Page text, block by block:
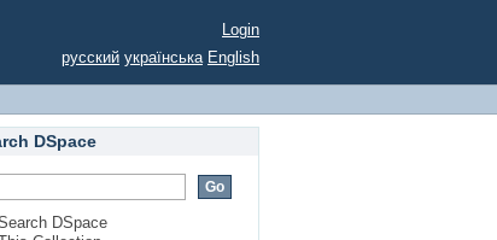
У МЕЖЕННИЙ
Login
русский українська English
DSpace
DSpace